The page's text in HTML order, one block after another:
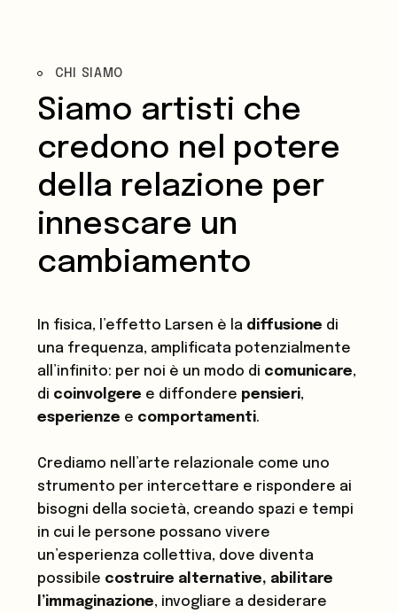
CHI SIAMO
Siamo artisti che
credono nel potere
della relazione per
innescare un
cambiamento
In fisica, l’effetto Larsen è la diffusione di
una frequenza, amplificata potenzialmente
all’infinito: per noi è un modo di comunicare,
di coinvolgere e diffondere pensieri,
esperienze e comportamenti.
Crediamo nell’arte relazionale come uno
strumento per intercettare e rispondere ai
bisogni della società, creando spazi e tempi
in cui le persone possano vivere
un’esperienza collettiva, dove diventa
possibile costruire alternative, abilitare
l’immaginazione, invogliare a desiderare